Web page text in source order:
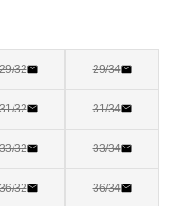
32 29/34
32 31/34
32 33/34
32 36/34